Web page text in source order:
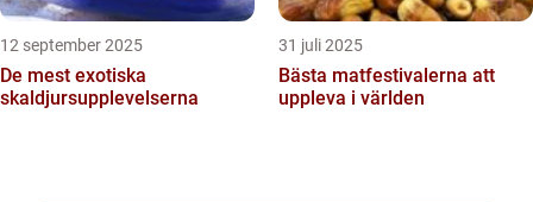
12 september 2025
De mest exotiska
skaldjursupplevelserna
31 juli 2025
Bästa matfestivalerna att
uppleva i världen